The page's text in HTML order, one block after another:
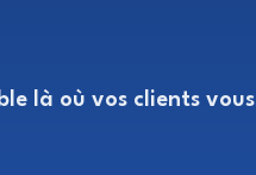
là où vos clients vous